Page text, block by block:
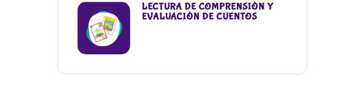
LECTURA DE COMPRENSIÓN Y
EVALUACIÓN DE CUENTOS